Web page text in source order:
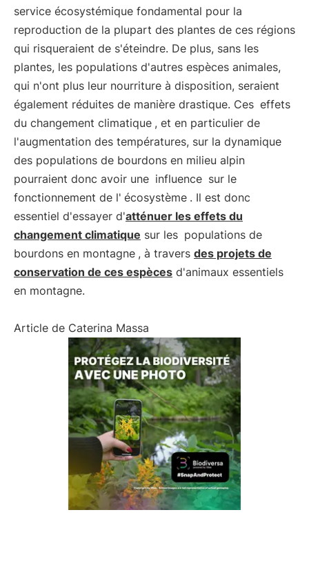
service écosystémique fondamental pour la
reproduction de la plupart des plantes de ces régions
qui risqueraient de s'éteindre. De plus, sans les
plantes, les populations d'autres espèces animales,
qui n'ont plus leur nourriture à disposition, seraient
également réduites de manière drastique. Ces effets
du changement climatique , et en particulier de
l'augmentation des températures, sur la dynamique
des populations de bourdons en milieu alpin
pourraient donc avoir une influence sur le
fonctionnement de l' écosystème . Il est donc
essentiel d'essayer d'atténuer les effets du
changement climatique sur les populations de
bourdons en montagne , à travers des projets de
conservation de ces espèces d'animaux essentiels
en montagne.
Article de Caterina Massa